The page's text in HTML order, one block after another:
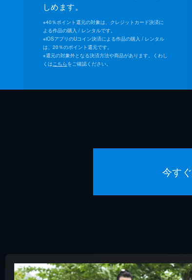
しめます。
※40％ポイント還元の対象は、クレジットカード決済に
よる作品の購入 / レンタルです。
※iOSアプリのUコイン決済による作品の購入 / レンタル
は、20％のポイント還元です。
※還元の対象外となる決済方法や商品があります。くわし
くはこちらをご確認ください。
今す